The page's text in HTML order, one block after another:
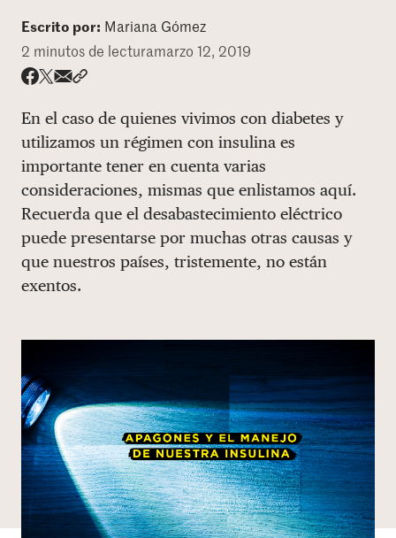
Programas
Quienes somos
Escrito por: Mariana Gómez
2 minutos de lecturamarzo 12, 2019
En el caso de quienes vivimos con diabetes y
utilizamos un régimen con insulina es
importante tener en cuenta varias
consideraciones, mismas que enlistamos aquí.
Recuerda que el desabastecimiento eléctrico
puede presentarse por muchas otras causas y
que nuestros países, tristemente, no están
exentos.